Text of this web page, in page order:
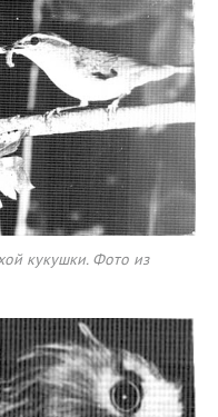
кукушки. Фото из